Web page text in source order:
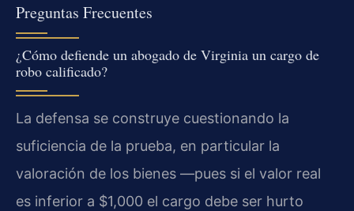
Preguntas Frecuentes
¿Cómo defiende un abogado de Virginia un cargo de
robo calificado?
La defensa se construye cuestionando la
suficiencia de la prueba, en particular la
valoración de los bienes —pues si el valor real
es inferior a $1,000 el cargo debe ser hurto